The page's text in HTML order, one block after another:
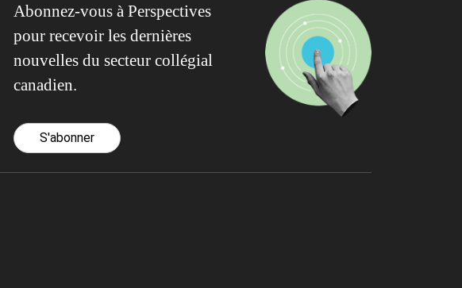
Abonnez-vous à Perspectives
pour recevoir les dernières
nouvelles du secteur collégial
canadien.
S'abonner